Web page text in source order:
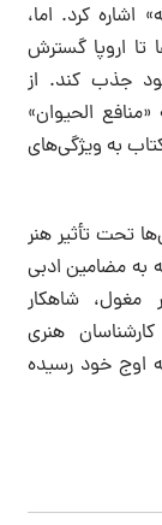
کرد. اما،
تا اروپا گسترش
جذب کند. از
الحیوان»
به ویژگی‌های
تحت تأثیر هنر
به مضامین ادبی
مغول، شاهکار
هنری
اوج خود رسیده